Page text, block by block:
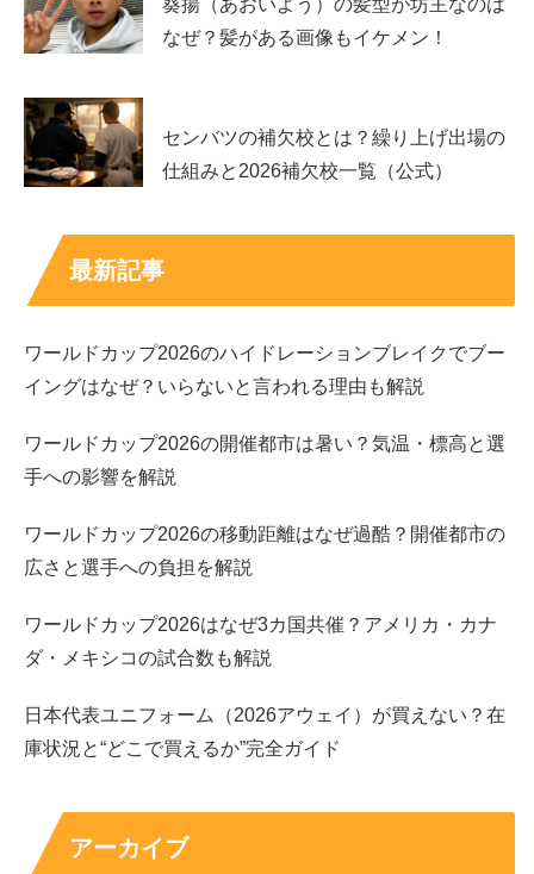
で、スリーサイズやカップサイズも申し分のない”はろー
あにー”さんですので、
水着画像 についても気になるところですよね！
さんですので、さすがに水着画像はないかなぁ？と、
葵揚（あおいよう）の髪型が坊主なのは
なぜ？髪がある画像もイケメン！
センバツの補欠校とは？繰り上げ出場の
仕組みと2026補欠校一覧（公式）
最新記事
ワールドカップ2026のハイドレーションブレイクでブー
イングはなぜ？いらないと言われる理由も解説
ワールドカップ2026の開催都市は暑い？気温・標高と選
手への影響を解説
ワールドカップ2026の移動距離はなぜ過酷？開催都市の
広さと選手への負担を解説
ワールドカップ2026はなぜ3カ国共催？アメリカ・カナ
ダ・メキシコの試合数も解説
日本代表ユニフォーム（2026アウェイ）が買えない？在
庫状況と“どこで買えるか”完全ガイド
アーカイブ